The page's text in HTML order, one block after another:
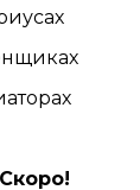
Скоро!